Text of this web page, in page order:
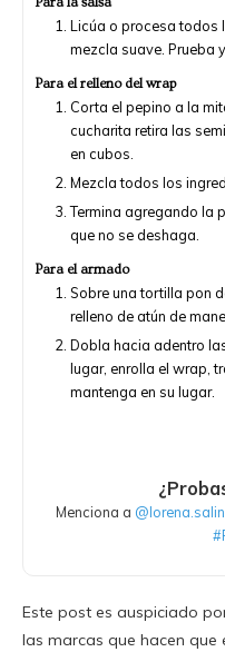
Licúa o procesa todos
mezcla suave. Prueba
Para el relleno del wrap
Corta el pepino a la
cucharita retira las
en cubos.
Mezcla todos los
Termina agregando la
que no se deshaga.
Para el armado
Sobre una tortilla pon
relleno de atún de
Dobla hacia adentro
lugar, enrolla el wrap,
mantenga en su lugar.
Menciona a
Este post es auspiciado
las marcas que hacen que